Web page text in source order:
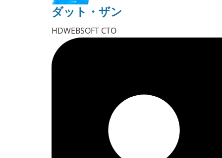
ダット・ザン
HDWEBSOFT CTO